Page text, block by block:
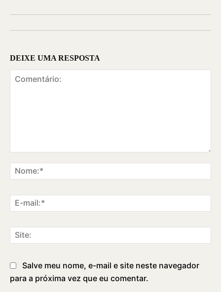
DEIXE UMA RESPOSTA
Salve meu nome, e-mail e site neste navegador
para a próxima vez que eu comentar.